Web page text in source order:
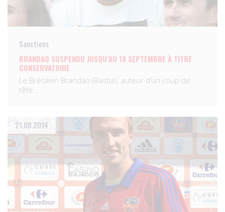
Sanctions
BRANDAO SUSPENDU JUSQU’AU 18 SEPTEMBRE À TITRE
CONSERVATOIRE
Le Brésilien Brandao (Bastia), auteur d’un coup de
tête…
21.08.2014